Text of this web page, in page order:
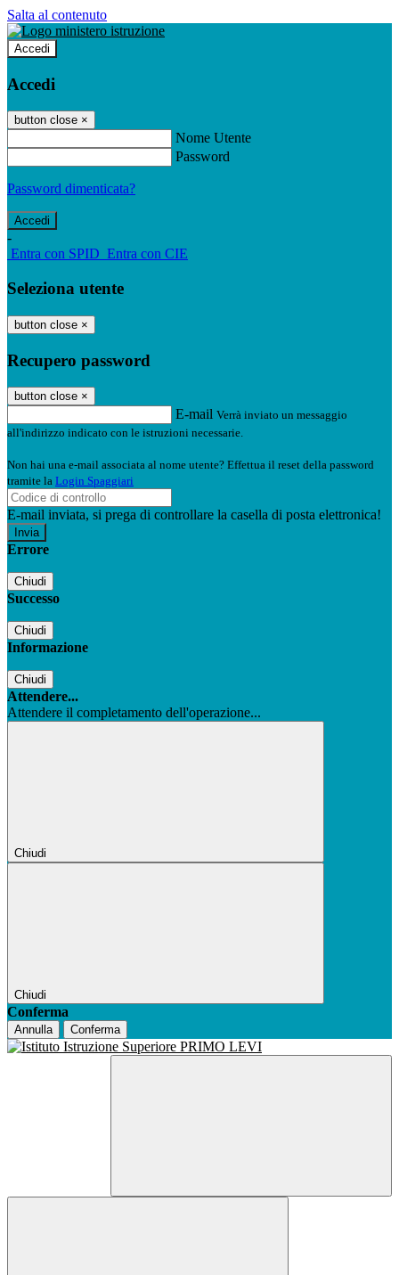
Salta al contenuto
Accedi
Accedi
button close ×
Nome Utente
Password
Password dimenticata?
-
Entra con SPID Entra con CIE
Seleziona utente
button close ×
Recupero password
button close ×
E-mail Verrà inviato un messaggio
all'indirizzo indicato con le istruzioni necessarie.
Non hai una e-mail associata al nome utente? Effettua il reset della password
tramite la Login Spaggiari
E-mail inviata, si prega di controllare la casella di posta elettronica!
Errore
Chiudi
Successo
Chiudi
Informazione
Chiudi
Attendere...
Attendere il completamento dell'operazione...
Chiudi
Chiudi
Conferma
Annulla Conferma